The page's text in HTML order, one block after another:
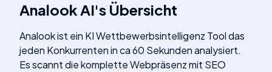
Analook AI's Übersicht
Analook ist ein KI Wettbewerbsintelligenz Tool das
jeden Konkurrenten in ca 60 Sekunden analysiert.
Es scannt die komplette Webpräsenz mit SEO